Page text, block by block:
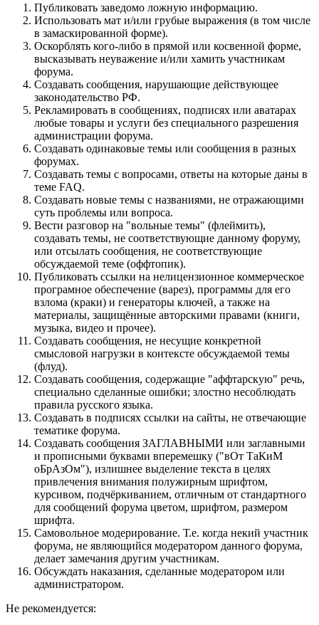
Публиковать заведомо ложнyю инфоpмацию.
Использовать мат и/или грубые выражения (в том числе
в замаскированной форме).
Оскорблять кого-либо в прямой или косвенной форме,
высказывать неуважение и/или хамить участникам
форума.
Создавать сообщения, наpyшающие действyющее
законодательство РФ.
Рекламировать в сообщениях, подписях или аватарах
любые товары и услуги без специального разрешения
администрации форума.
Создавать одинаковые темы или сообщения в разных
форумах.
Создавать темы с вопросами, ответы на которые даны в
теме FAQ.
Создавать новые темы с названиями, не отражающими
суть проблемы или вопроса.
Вести разговор на "вольные темы" (флеймить),
создавать темы, не соответствующие данному форуму,
или отсылать сообщения, не соответствующие
обсуждаемой теме (оффтопик).
Публиковать ссылки на нелицензионное коммерческое
програмное обеспечение (варез), программы для его
взлома (краки) и генераторы ключей, а также на
материалы, защищённые авторскими правами (книги,
музыка, видео и прочее).
Создавать сообщения, не несущие конкретной
смысловой нагрузки в контексте обсуждаемой темы
(флуд).
Создавать сообщения, содержащие "аффтарскую" речь,
специально сделанные ошибки; злостно несоблюдать
правила русского языка.
Создавать в подписях ссылки на сайты, не отвечающие
тематике форума.
Cоздавать сообщения ЗАГЛАВНЫМИ или заглавными
и прописными буквами вперемешку ("вОт ТаКиМ
оБрАзОм"), излишнее выделение текста в целях
привлечения внимания полужирным шрифтом,
курсивом, подчёркиванием, отличным от стандартного
для сообщений форума цветом, шрифтом, размером
шрифта.
Самовольное модерирование. Т.е. когда некий участник
форума, не являющийся модератором данного форума,
делает замечания другим участникам.
Обсуждать наказания, сделанные модератором или
администратором.
Не рекомендуется: